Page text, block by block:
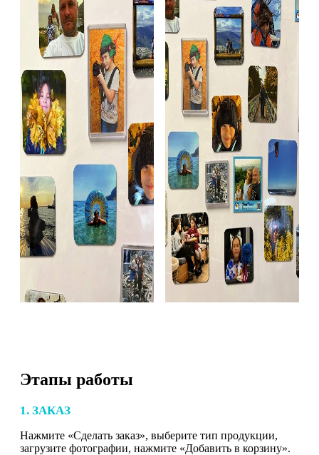
Этапы работы
1. ЗАКАЗ
Нажмите «Сделать заказ», выберите тип продукции,
загрузите фотографии, нажмите «Добавить в корзину».